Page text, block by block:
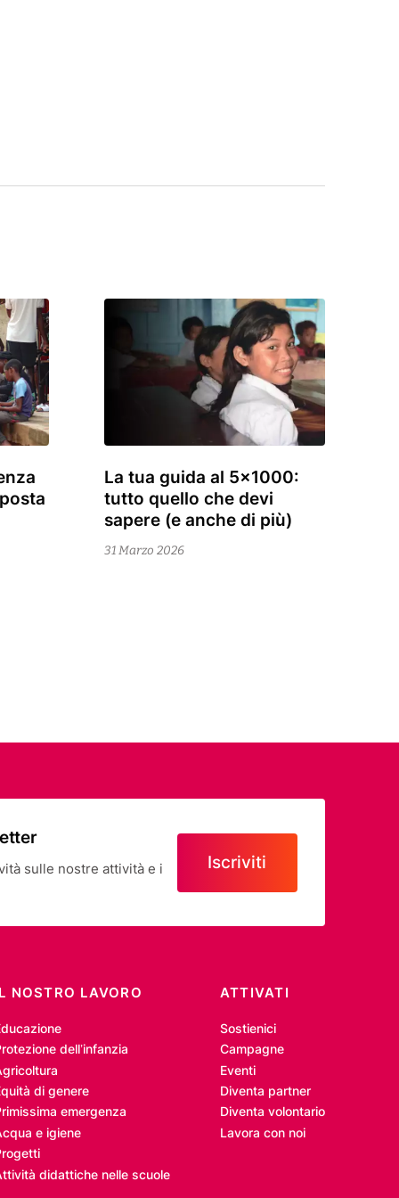
La tua guida al 5×1000:
tutto quello che devi
sapere (e anche di più)
31 Marzo 2026
13
Aprile
2026
sulle nostre attività e i
Iscriviti
NOSTRO LAVORO
dell’infanzia
di genere
emergenza
e igiene
didattiche nelle scuole
ATTIVATI
Sostienici
Campagne
Eventi
Diventa partner
Diventa volontario
Lavora con noi